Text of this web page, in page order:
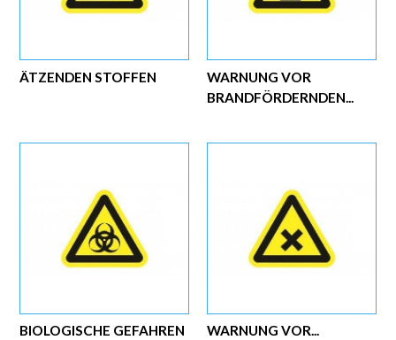
WARNUNG VOR
BRANDFÖRDERNDEN...
ÄTZENDEN STOFFEN
WARNUNG VOR...
BIOLOGISCHE GEFAHREN